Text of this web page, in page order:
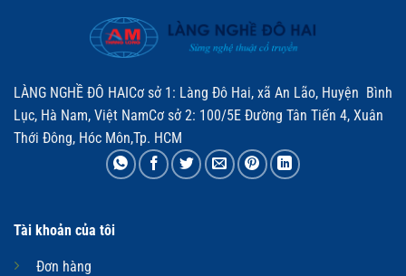
LÀNG NGHỀ ĐÔ HAICơ sở 1: Làng Đô Hai, xã An Lão, Huyện Bình
Lục, Hà Nam, Việt NamCơ sở 2: 100/5E Đường Tân Tiến 4, Xuân
Thới Đông, Hóc Môn,Tp. HCM
Tài khoản của tôi
Đơn hàng